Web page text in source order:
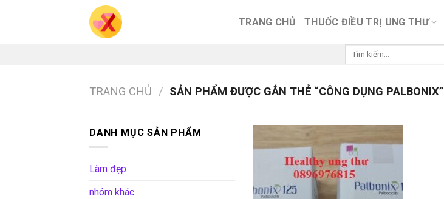
TRANG CHỦ THUỐC ĐIỀU TRỊ UNG THƯ
Tìm
TRANG CHỦ / SẢN PHẨM ĐƯỢC GẮN THẺ “CÔNG DỤNG PALBONIX”
DANH MỤC SẢN PHẨM
Làm đẹp
nhóm khác